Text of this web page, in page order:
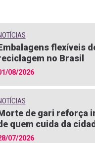
flexíveis
no Brasil
08/2026
de gari reforça
quem cuida da
07/2026